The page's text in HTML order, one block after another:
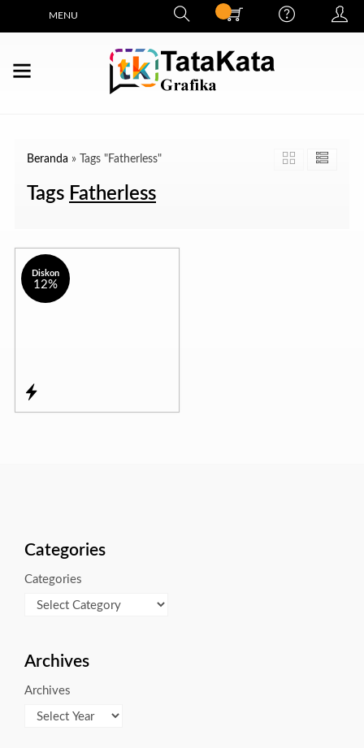
MENU
Beranda » Tags "Fatherless"
Tags Fatherless
Diskon
12%
Categories
Categories
Archives
Archives